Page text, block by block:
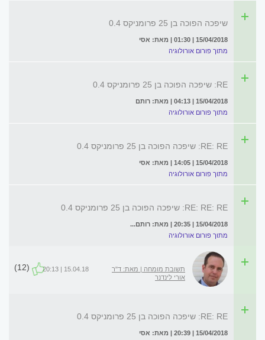
שיפכה הפוכה בן 25 פרומניקס 0.4
15/04/2018 | 01:30 | מאת: אסי
מתוך פורום אורולוגיה
RE: שיפכה הפוכה בן 25 פרומניקס 0.4
15/04/2018 | 04:13 | מאת: רותם
מתוך פורום אורולוגיה
RE: RE: שיפכה הפוכה בן 25 פרומניקס 0.4
15/04/2018 | 14:05 | מאת: אסי
מתוך פורום אורולוגיה
RE: RE: RE: שיפכה הפוכה בן 25 פרומניקס 0.4
15/04/2018 | 20:35 | מאת: רותם...
מתוך פורום אורולוגיה
תשובת מומחה | מאת: ד"ר
אורי לינדנר
15.04.18 | 20:13
(12)
RE: RE: שיפכה הפוכה בן 25 פרומניקס 0.4
15/04/2018 | 20:39 | מאת: אסי